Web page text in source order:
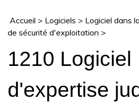
Accueil > Logiciels > Logiciel dans
de sécurité d'exploitation >
1210 Logiciel
d'expertise